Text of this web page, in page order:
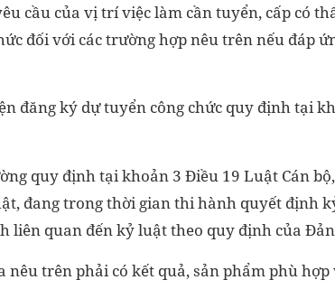
cầu của vị trí việc làm cần tuyển, cấp có
đối với các trường hợp nêu trên nếu đáp
đăng ký dự tuyển công chức quy định tại
quy định tại khoản 3 Điều 19 Luật Cán
đang trong thời gian thi hành quyết định
liên quan đến kỷ luật theo quy định của
nêu trên phải có kết quả, sản phẩm phù